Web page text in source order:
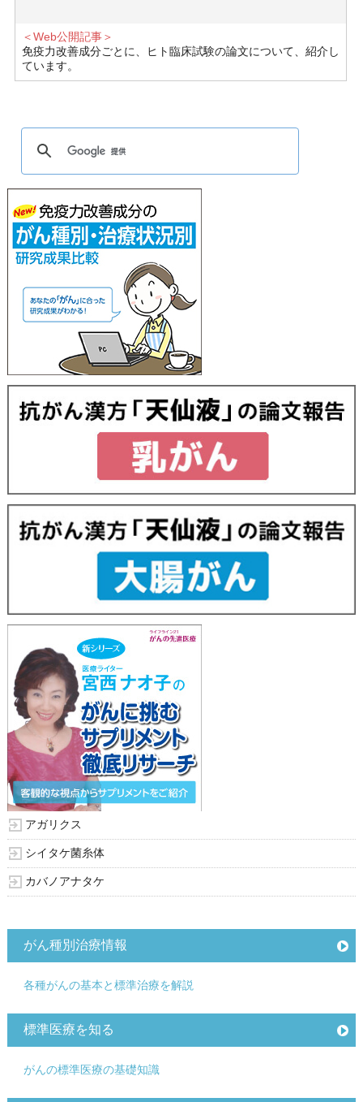
＜Web公開記事＞
免疫力改善成分ごとに、ヒト臨床試験の論文について、紹介し
ています。
アガリクス
シイタケ菌糸体
カバノアナタケ
がん種別治療情報
各種がんの基本と標準治療を解説
標準医療を知る
がんの標準医療の基礎知識